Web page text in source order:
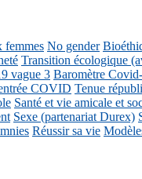
femmes No gender
Transition écologique
vague 3 Baromètre
COVID Tenue
Santé et vie amicale et
Sexe (partenariat Durex)
Réussir sa vie